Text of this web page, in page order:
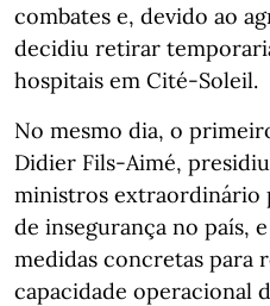
combates e, devido ao
decidiu retirar
hospitais em Cité-Soleil.
No mesmo dia, o
Didier Fils-Aimé,
ministros extraordinário
de insegurança no país,
medidas concretas para
capacidade operacional